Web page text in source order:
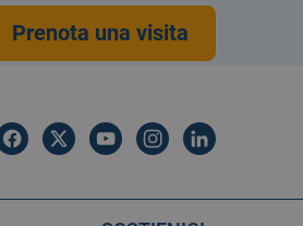
Prenota una visita